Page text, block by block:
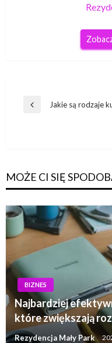
Nawigacja
Poprzedni
Jakie są rodzaje
MOŻE CI SIĘ
BIZNES
Najbardziej
które zwiększają
Rezydencja Mały Park